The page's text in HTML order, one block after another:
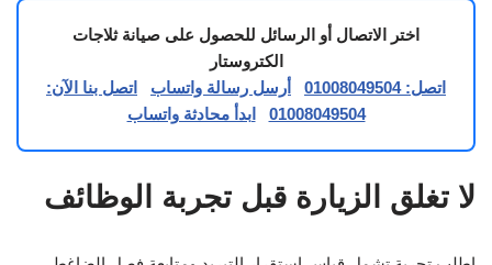
اختر الاتصال أو الرسائل للحصول على صيانة ثلاجات
الكتروستار
اتصل: 01008049504
أرسل رسالة واتساب
اتصل بنا الآن:
01008049504
ابدأ محادثة واتساب
لا تغلق الزيارة قبل تجربة الوظائف